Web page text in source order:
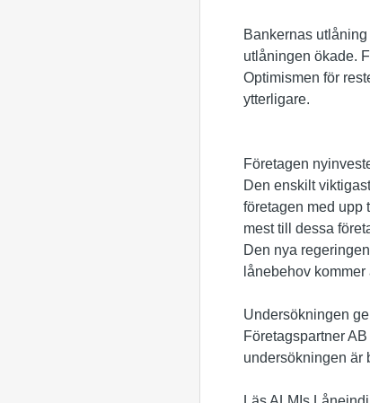
Bankernas
utlåningen ökade.
Optimismen för
ytterligare.
Företagen
Den enskilt
företagen med upp
mest till dessa
Den nya
lånebehov
Undersökningen
Företagspartner
undersökningen är